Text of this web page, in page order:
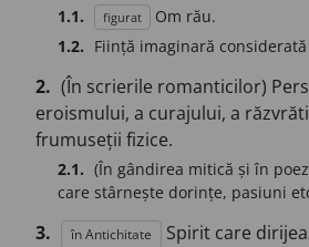
1.1.
figurat
Om rău.
1.2. Ființă imaginară
2. (În scrierile romanticilor)
eroismului, a curajului, a
frumuseții fizice.
2.1. (În gândirea mitică și în
care stârnește dorințe, pasiuni
3. în Antichitate Spirit care